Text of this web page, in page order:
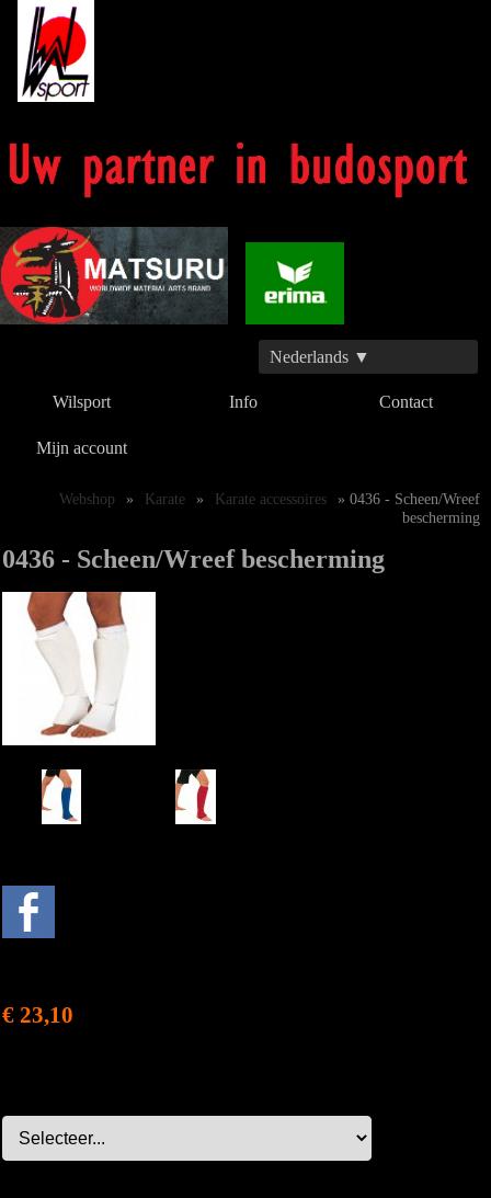
Nederlands ▼
Wilsport Info Contact
Mijn account
Webshop » Karate » Karate accessoires
» 0436 - Scheen/Wreef
bescherming
0436 - Scheen/Wreef bescherming
€ 23,10